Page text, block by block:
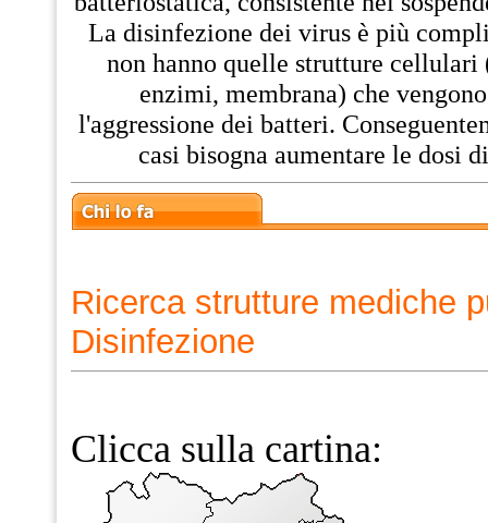
La disinfezione dei virus è più
non hanno quelle strutture cellulari
enzimi, membrana) che
l'aggressione dei batteri.
casi bisogna aumentare le dosi
Ricerca strutture mediche
Disinfezione
Clicca sulla cartina: